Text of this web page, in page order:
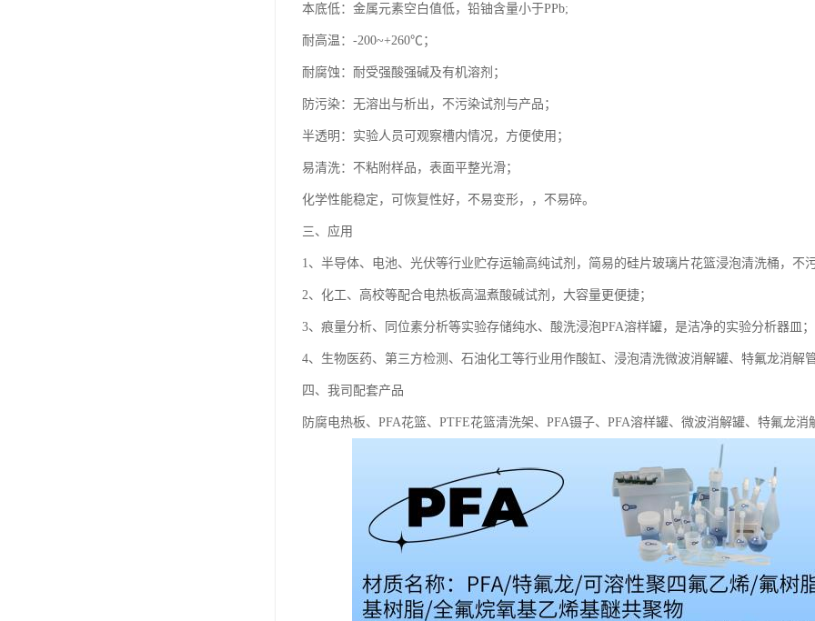
本底低：金属元素空白值低，铅铀含量小于PPb;
耐高温：-200~+260℃；
耐腐蚀：耐受强酸强碱及有机溶剂；
防污染：无溶出与析出，不污染试剂与产品；
半透明：实验人员可观察槽内情况，方便使用；
易清洗：不粘附样品，表面平整光滑；
化学性能稳定，可恢复性好，不易变形，，不易碎。
三、应用
1、半导体、电池、光伏等行业贮存运输高纯试剂，简易的硅片玻璃片花篮浸泡清洗桶，不
2、化工、高校等配合电热板高温煮酸碱试剂，大容量更便捷；
3、痕量分析、同位素分析等实验存储纯水、酸洗浸泡PFA溶样罐，是洁净的实验分析器皿；
4、生物医药、第三方检测、石油化工等行业用作酸缸、浸泡清洗微波消解罐、特氟龙消解
四、我司配套产品
防腐电热板、PFA花篮、PTFE花篮清洗架、PFA镊子、PFA溶样罐、微波消解罐、特氟龙消